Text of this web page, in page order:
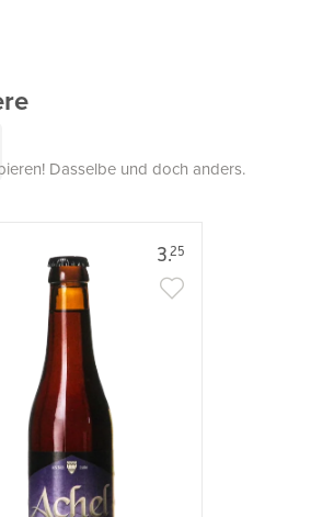
Dasselbe und doch anders.
3.25